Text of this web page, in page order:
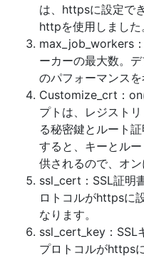
は、httpsに設定で
httpを使用しました
max_job_workers
ーカーの最大数。
のパフォーマンスを
Customize_crt：on
プトは、レジスト
る秘密鍵とルート
すると、キーとル
供されるので、オン
ssl_cert：SSL証明
ロトコルがhttpsに
なります。
ssl_cert_key：SSL
プロトコルがhttps